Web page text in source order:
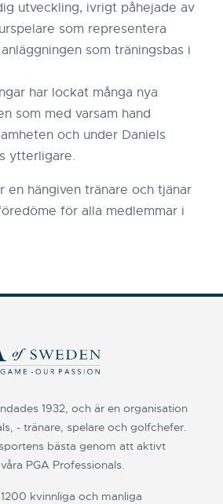
utveckling, ivrigt påhejade av
som representera
som träningsbas i
har lockat många nya
som med varsam hand
och under Daniels
ytterligare.
en hängiven tränare och tjänar
för alla medlemmar i
1932, och är en organisation
- tränare, spelare och golfchefer.
bästa genom att aktivt
PGA Professionals.
kvinnliga och manliga